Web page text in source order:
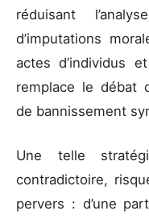
réduisant
d’imputations
actes d’individus
remplace le débat
de bannissement
Une telle
contradictoire,
pervers : d’une